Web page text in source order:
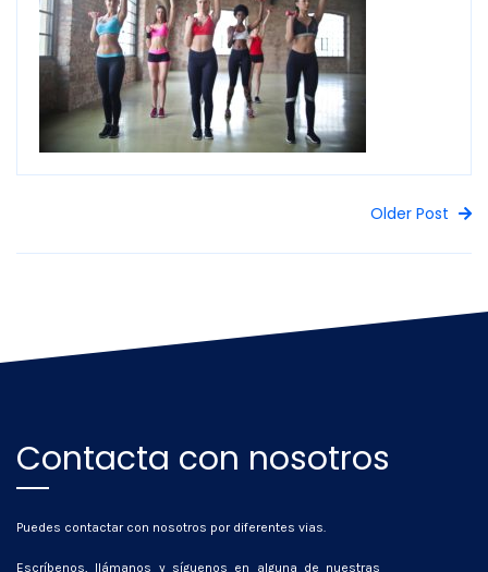
Older Post
Contacta con nosotros
Puedes contactar con nosotros por diferentes vias.
Escríbenos, llámanos y síguenos en alguna de nuestras